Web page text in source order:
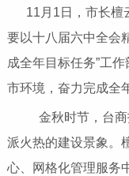
11月1日，市长檀
要以十八届六中全会
成全年目标任务”工
市环境，奋力完成全
金秋时节，台商
派火热的建设景象。
心、网格化管理服务